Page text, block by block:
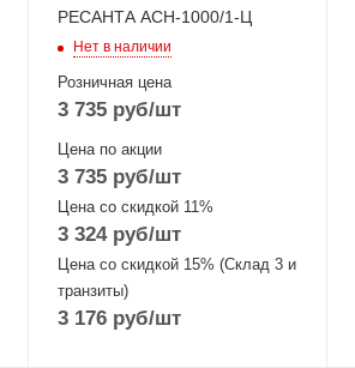
РЕСАНТА АСН-1000/1-Ц
Нет в наличии
Розничная цена
3 735 руб/шт
Цена по акции
3 735 руб/шт
Цена со скидкой 11%
3 324руб/шт
Цена со скидкой 15% (Склад 3 и
транзиты)
3 176 руб/шт